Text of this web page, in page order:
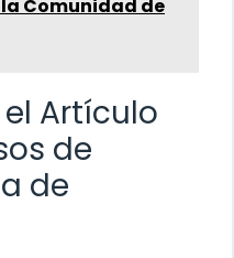
la Comunidad de
Artículo
de
de